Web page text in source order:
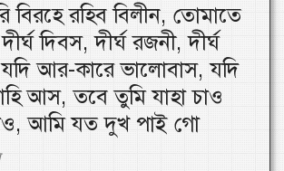
বিরহে রহিব বিলীন, তোমাতে
দিবস, দীর্ঘ রজনী, দীর্ঘ
আর-কারে ভালোবাস, যদি
আস, তবে তুমি যাহা চাও
আমি যত দুখ পাই গো